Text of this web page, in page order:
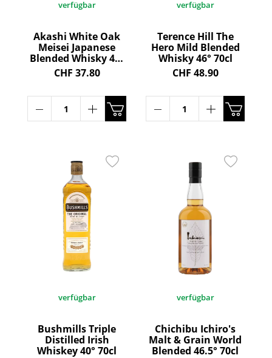
verfügbar
Akashi White Oak
Meisei Japanese
Blended Whisky 40°
50cl
CHF 37.80
verfügbar
Terence Hill The
Hero Mild Blended
Whisky 46° 70cl
CHF 48.90
verfügbar
Bushmills Triple
Distilled Irish
Whiskey 40° 70cl
verfügbar
Chichibu Ichiro's
Malt & Grain World
Blended 46.5° 70cl